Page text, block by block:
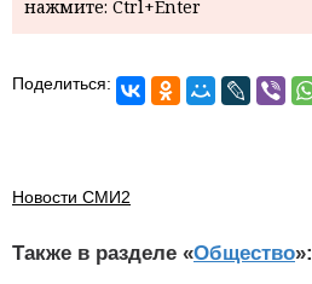
нажмите: Ctrl+Enter
Поделиться:
Новости СМИ2
Также в разделе «Общество»: